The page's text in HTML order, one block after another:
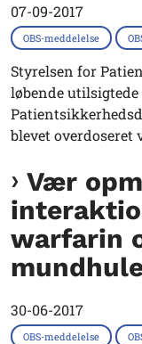
07-09-2017
OBS-meddelelse
Styrelsen for
løbende
blevet overdoseret
Vær
warfarin
30-06-2017
OBS-meddelelse